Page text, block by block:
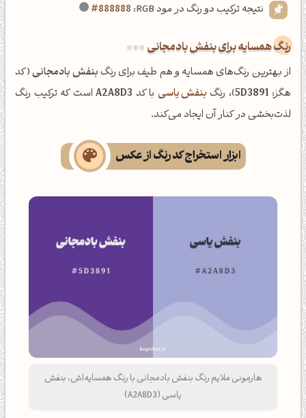
نتیجه ترکیب دو رنگ در مود RGB:
#888888
رنگ همسایه برای بنفش بادمجانی
از بهترین رنگ‌های همسایه و هم طیف برای رنگبنفش بادمجانی(کد
هگز: 5D3891)، رنگ بنفش یاسی با کد A2A8D3 است که ترکیب رنگ
لذت‌بخشی در کنار آن ایجاد می‌کند.
ابزار استخراج کد رنگ از عکس
هارمونی ملایم رنگ بنفش بادمجانی با رنگ همسایه‌اش، بنفش
یاسی (A2A8D3)